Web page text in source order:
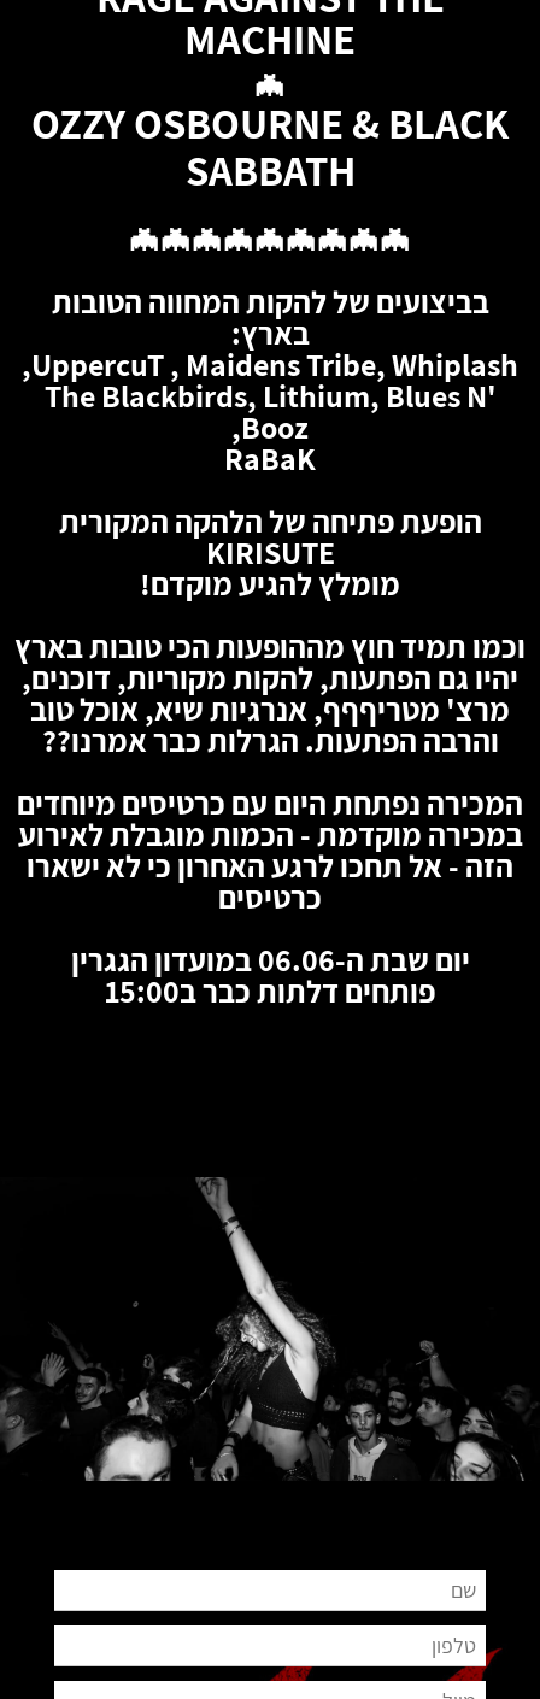
MACHINE
🦇
OZZY OSBOURNE & BLACK
SABBATH
🦇🦇🦇🦇🦇🦇🦇🦇🦇
בביצועים של להקות המחווה הטובות
בארץ:
UppercuT , Maidens Tribe, Whiplash,
The Blackbirds, Lithium, Blues N'
Booz,
RaBaK
הופעת פתיחה של הלהקה המקורית
KIRISUTE
מומלץ להגיע מוקדם!
וכמו תמיד חוץ מההופעות הכי טובות בארץ
יהיו גם הפתעות, להקות מקוריות, דוכנים,
מרצ' מטריףףף, אנרגיות שיא, אוכל טוב
והרבה הפתעות. הגרלות כבר אמרנו??
המכירה נפתחת היום עם כרטיסים מיוחדים
במכירה מוקדמת - הכמות מוגבלת לאירוע
הזה - אל תחכו לרגע האחרון כי לא ישארו
כרטיסים
יום שבת ה-06.06 במועדון הגגרין
פותחים דלתות כבר ב15:00